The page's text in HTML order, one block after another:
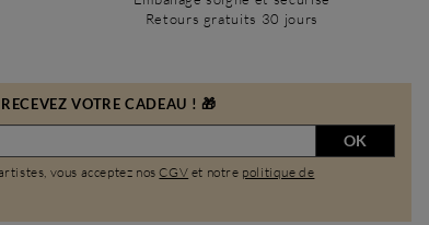
Retours gratuits 30 jours
VOTRE CADEAU ! 🎁
OK
vous acceptez nosCGV et notre politique de